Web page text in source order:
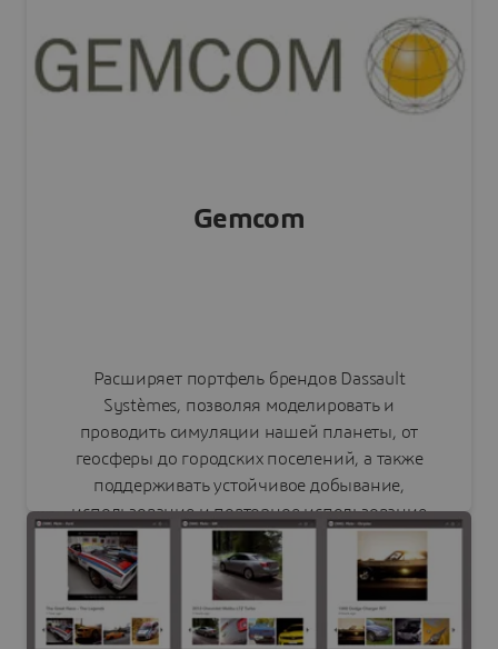
Gemcom
Расширяет портфель брендов Dassault
Systèmes, позволяя моделировать и
проводить симуляции нашей планеты, от
геосферы до городских поселений, а также
поддерживать устойчивое добывание,
использование и повторное использование
природных ресурсов.